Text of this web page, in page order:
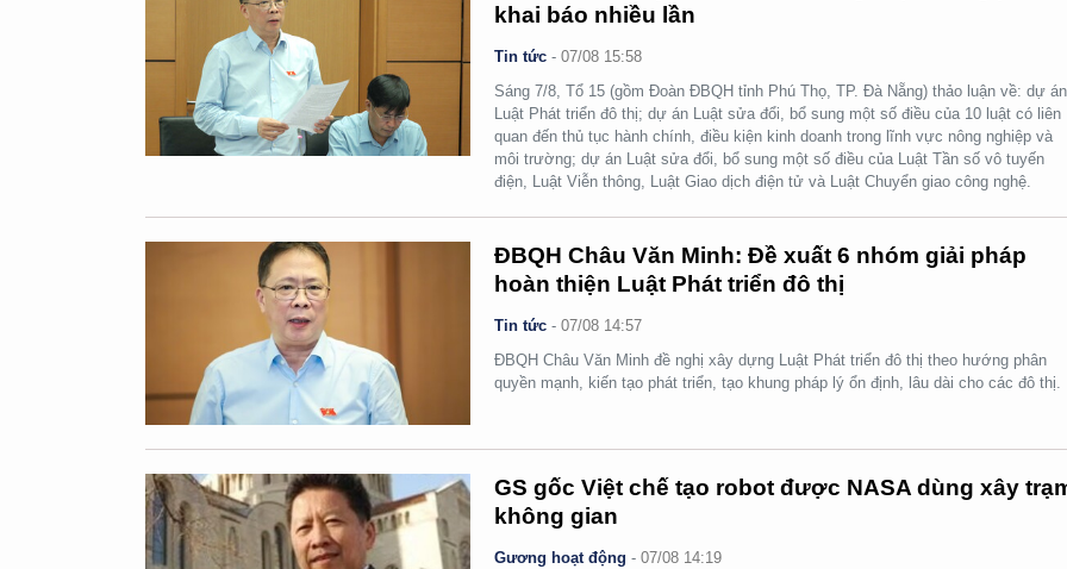
khai báo nhiều lần
Tin tức -07/08 15:58
Sáng 7/8, Tổ 15 (gồm Đoàn ĐBQH tỉnh Phú Thọ, TP. Đà Nẵng) thảo luận về: dự án
Luật Phát triển đô thị; dự án Luật sửa đổi, bổ sung một số điều của 10 luật có liên
quan đến thủ tục hành chính, điều kiện kinh doanh trong lĩnh vực nông nghiệp và
môi trường; dự án Luật sửa đổi, bổ sung một số điều của Luật Tần số vô tuyến
điện, Luật Viễn thông, Luật Giao dịch điện tử và Luật Chuyển giao công nghệ.
ĐBQH Châu Văn Minh: Đề xuất 6 nhóm giải pháp
hoàn thiện Luật Phát triển đô thị
Tin tức -07/08 14:57
ĐBQH Châu Văn Minh đề nghị xây dựng Luật Phát triển đô thị theo hướng phân
quyền mạnh, kiến tạo phát triển, tạo khung pháp lý ổn định, lâu dài cho các đô thị.
GS gốc Việt chế tạo robot được NASA dùng xây
không gian
Gương hoạt động -07/08 14:19